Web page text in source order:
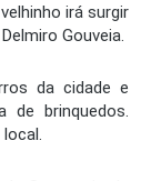
irá surgir
Gouveia.
da cidade e
de brinquedos.